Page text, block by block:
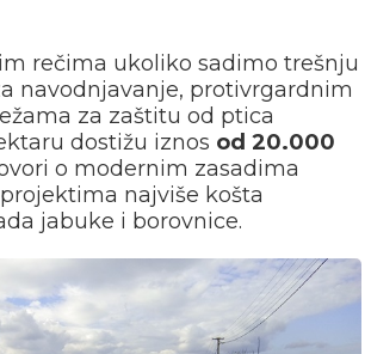
rečima ukoliko sadimo trešnju
navodnjavanje, protivrgardnim
za zaštitu od ptica
dostižu iznos od 20.000
o modernim zasadima
najviše košta
jabuke i borovnice.